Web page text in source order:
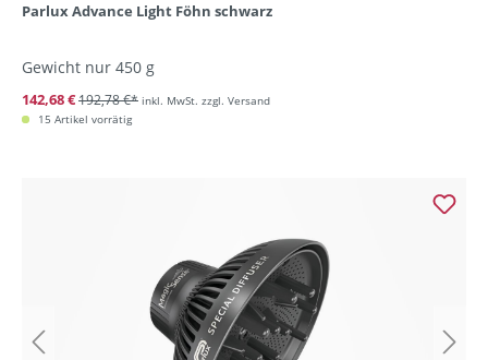
Parlux Advance Light Föhn schwarz
Gewicht nur 450 g
142,68 €192,78 €* inkl. MwSt. zzgl. Versand
15 Artikel vorrätig